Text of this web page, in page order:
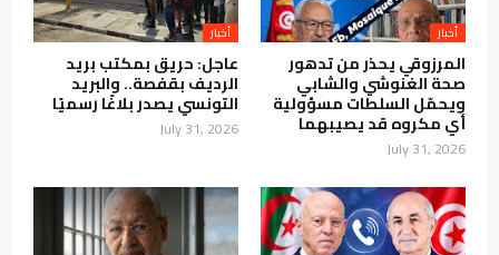
أخبار
المرزوقي يحذر من تدهور
صحة الغنوشي والشابي
ويحمّل السلطات مسؤولية
أي مكروه قد يصيبهما
July 31, 2026
أخبار
عاجل: حريق بمكتب بريد
الرديف بقفصة.. والبريد
التونسي يصدر بلاغًا رسميًا
July 31, 2026